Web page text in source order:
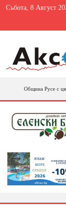
Събота, 8 Август
Община Русе с